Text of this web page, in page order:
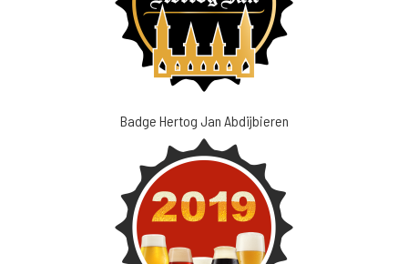
Badge Hertog Jan Abdijbieren